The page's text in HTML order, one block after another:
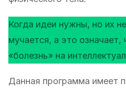
Когда идеи нужны, но их
мучается, а это
«болезнь» на
Данная программа имеет